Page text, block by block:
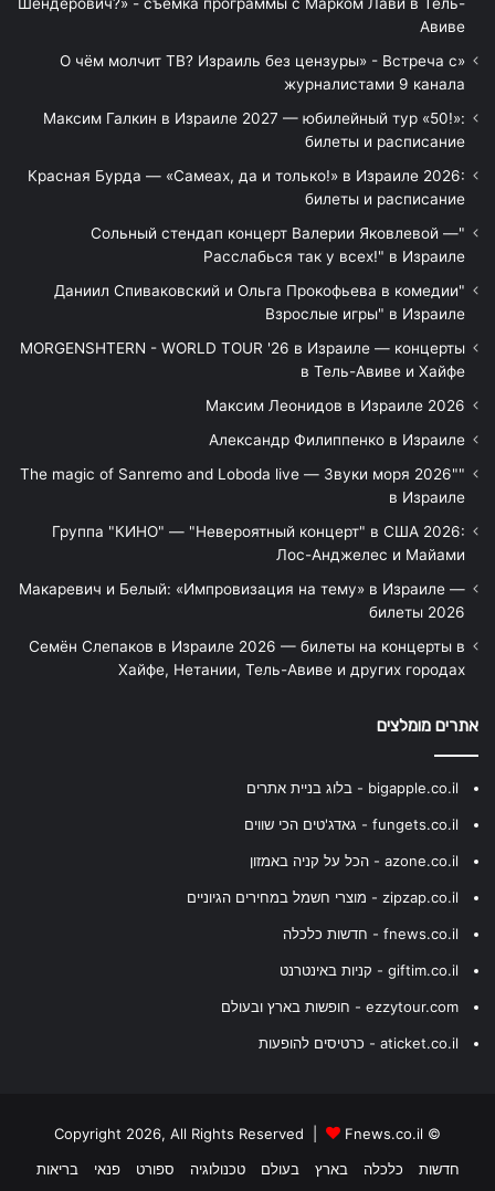
Шендерович?» - съёмка программы с Марком Лави в Тель-
Авиве
«О чём молчит ТВ? Израиль без цензуры» - Встреча с
журналистами 9 канала
Максим Галкин в Израиле 2027 — юбилейный тур «50!»:
билеты и расписание
Красная Бурда — «Самеах, да и только!» в Израиле 2026:
билеты и расписание
"Сольный стендап концерт Валерии Яковлевой —
Расслабься так у всех!" в Израиле
"Даниил Спиваковский и Ольга Прокофьева в комедии
Взрослые игры" в Израиле
MORGENSHTERN - WORLD TOUR '26 в Израиле — концерты
в Тель-Авиве и Хайфе
Максим Леонидов в Израиле 2026
Александр Филиппенко в Израиле
"The magic of Sanremo and Loboda live — Звуки моря 2026"
в Израиле
Группа "КИНО" — "Невероятный концерт" в США 2026:
Лос-Анджелес и Майами
Макаревич и Белый: «Импровизация на тему» в Израиле —
билеты 2026
Семён Слепаков в Израиле 2026 — билеты на концерты в
Хайфе, Нетании, Тель-Авиве и других городах
אתרים מומלצים
bigapple.co.il - בלוג בניית אתרים
fungets.co.il - גאדג'טים הכי שווים
azone.co.il - הכל על קניה באמזון
zipzap.co.il - מוצרי חשמל במחירים הגיוניים
fnews.co.il - חדשות כלכלה
giftim.co.il - קניות באינטרנט
ezzytour.com - חופשות בארץ ובעולם
aticket.co.il - כרטיסים להופעות
© Copyright 2026, All Rights Reserved |
Fnews.co.il
חדשות
כלכלה בארץ בעולם טכנולוגיה ספורט פנאי בריאות